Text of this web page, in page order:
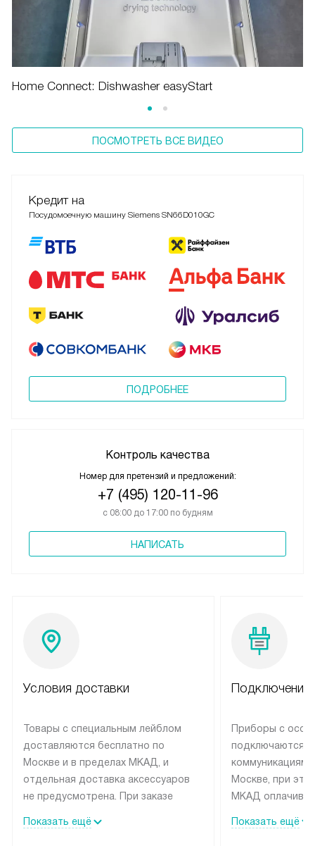
Home Connect: Dishwasher easyStart
ПОСМОТРЕТЬ ВСЕ ВИДЕО
Кредит на
Посудомоечную машину Siemens SN66D010GC
ПОДРОБНЕЕ
Контроль качества
Номер для претензий и предложений:
+7 (495) 120-11-96
с 08:00 до 17:00 по будням
НАПИСАТЬ
Условия доставки
Товары с специальным лейблом
доставляются бесплатно по
Москве и в пределах МКАД, и
отдельная доставка аксессуаров
не предусмотрена. При заказе
рекомендуем обсудить с
Показать ещё
Подключение
Приборы с
подключаются к
коммуникациям
Москве, при
МКАД
партнера
Показать ещё